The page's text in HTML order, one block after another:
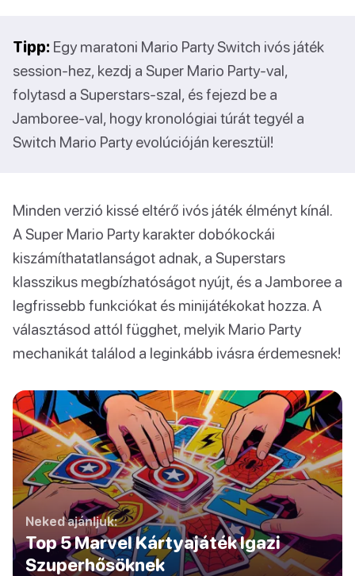
Tipp: Egy maratoni Mario Party Switch ivós játék
session-hez, kezdj a Super Mario Party-val,
folytasd a Superstars-szal, és fejezd be a
Jamboree-val, hogy kronológiai túrát tegyél a
Switch Mario Party evolúcióján keresztül!
Minden verzió kissé eltérő ivós játék élményt kínál.
A Super Mario Party karakter dobókockái
kiszámíthatatlanságot adnak, a Superstars
klasszikus megbízhatóságot nyújt, és a Jamboree a
legfrissebb funkciókat és minijátékokat hozza. A
választásod attól függhet, melyik Mario Party
mechanikát találod a leginkább ivásra érdemesnek!
Neked ajánljuk:
Top 5 Marvel Kártyajáték Igazi
Szuperhősöknek